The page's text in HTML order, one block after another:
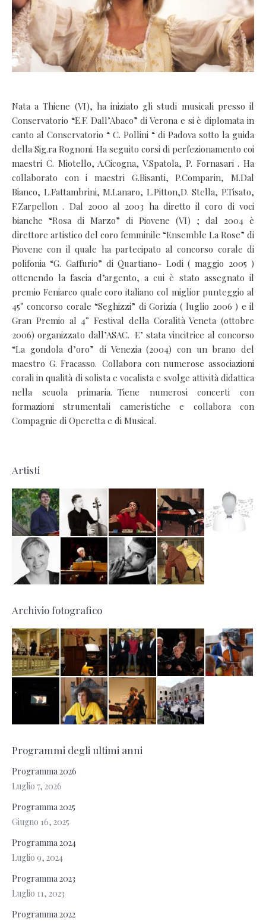
Nata a Thiene (VI), ha iniziato gli studi musicali presso il
Conservatorio “E.F. Dall’Abaco” di Verona e si è diplomata in
canto al Conservatorio “ C. Pollini “ di Padova sotto la guida
della Sig.ra Rognoni. Ha seguito corsi di perfezionamento coi
maestri C. Miotello, A.Cicogna, V.Spatola, P. Fornasari . Ha
collaborato con i maestri G.Bisanti, P.Comparin, M.Dal
Bianco, L.Fattambrini, M.Lanaro, L.Pitton,D. Stella, P.Tisato,
F.Zarpellon . Dal 2000 al 2003 ha diretto il coro di voci
bianche “Rosa di Marzo” di Piovene (VI) ; dal 2004 è
direttore artistico del coro femminile “Ensemble La Rose” di
Piovene con il quale ha partecipato al concorso corale di
polifonia “G. Gaffurio” di Quartiano- Lodi ( maggio 2005 )
ottenendo la fascia d’argento, a cui è stato assegnato il
premio Feniarco quale coro italiano col miglior punteggio al
45° concorso corale “Seghizzi” di Gorizia ( luglio 2006 ) e il
Gran Premio al 4° Festival della Coralità Veneta (ottobre
2006) organizzato dall’ASAC. E’ stata vincitrice al concorso
“La gondola d’oro” di Venezia (2004) con un brano del
maestro G. Fracasso. Collabora con numerose associazioni
corali in qualità di solista e vocalista e svolge attività didattica
nella scuola primaria. Tiene numerosi concerti con
formazioni strumentali cameristiche e collabora con
Compagnie di Operetta e di Musical.
Artisti
Archivio fotografico
Programmi degli ultimi anni
Programma 2026
Luglio 7, 2026
Programma 2025
Giugno 16, 2025
Programma 2024
Luglio 9, 2024
Programma 2023
Luglio 11, 2023
Programma 2022